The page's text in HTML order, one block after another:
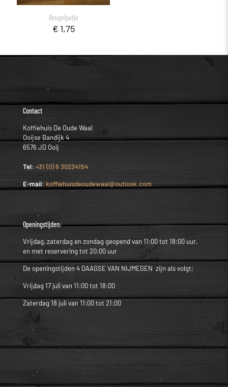
Beugelpotje
€1,75
Contact
Koffiehuis De Oude Waal
Ooijse Bandijk 4
6576 JD Ooij
Tel: +31 (0) 6 30234154
E-mail:koffiehuisdeoudewaal@outlook.com
Openingstijden:
Vrijdag, zaterdag en zondag geopend van 11:00 tot 18:00 uur,
en met reservering tot 20:00 uur
De openingstijden 4 DAAGSE VAN NIJMEGEN zijn als volgt;
Vrijdag 17 juli van 11:00 tot 18:00
Zaterdag 18 juli van 11:00 tot 21:00